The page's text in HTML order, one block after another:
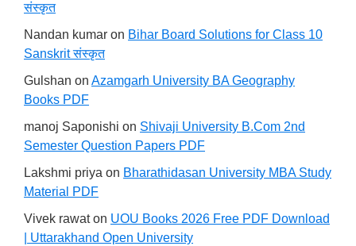
संस्कृत
Nandan kumar on Bihar Board Solutions for Class 10
Sanskrit संस्कृत
Gulshan on Azamgarh University BA Geography
Books PDF
manoj Saponishi on Shivaji University B.Com 2nd
Semester Question Papers PDF
Lakshmi priya on Bharathidasan University MBA Study
Material PDF
Vivek rawaton UOU Books 2026 Free PDF Download
| Uttarakhand Open University